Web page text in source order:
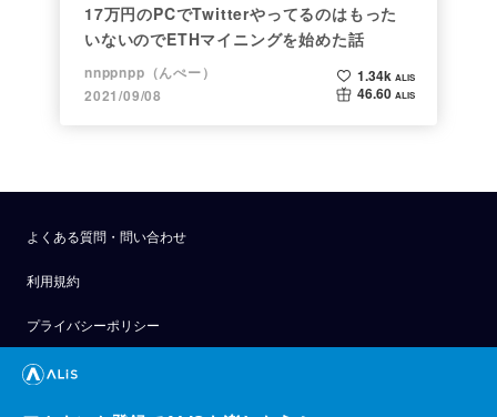
17万円のPCでTwitterやってるのはもった
いないのでETHマイニングを始めた話
nnppnpp（んぺー）
2021/09/08
1.34k ALIS
46.60 ALIS
よくある質問・問い合わせ
利用規約
プライバシーポリシー
公式アナウンス